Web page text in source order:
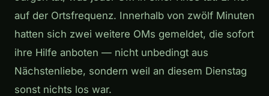
auf der Ortsfrequenz. Innerhalb von zwölf Minuten
hatten sich zwei weitere OMs gemeldet, die sofort
ihre Hilfe anboten — nicht unbedingt aus
Nächstenliebe, sondern weil an diesem Dienstag
sonst nichts los war.